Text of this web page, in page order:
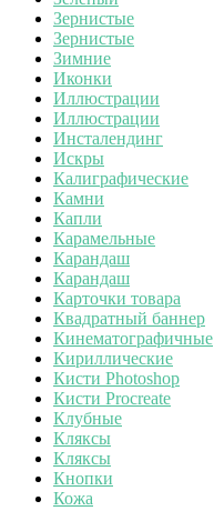
Зернистые
Зернистые
Зимние
Иконки
Иллюстрации
Иллюстрации
Инсталендинг
Искры
Калиграфические
Камни
Капли
Карамельные
Карандаш
Карандаш
Карточки товара
Квадратный баннер
Кинематографичные
Кириллические
Кисти Photoshop
Кисти Procreate
Клубные
Кляксы
Кляксы
Кнопки
Кожа